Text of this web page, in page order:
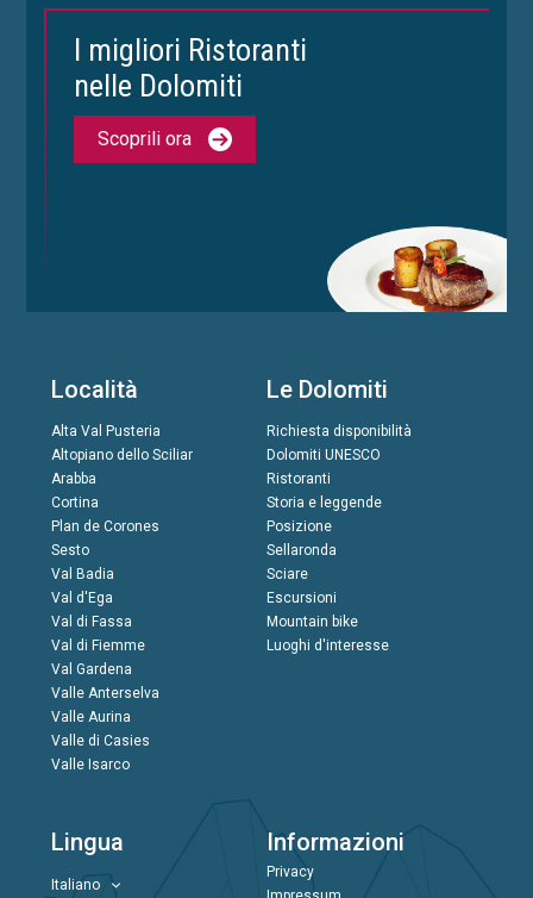
I migliori Ristoranti
nelle Dolomiti
Scoprili ora
Località
Alta Val Pusteria
Altopiano dello Sciliar
Arabba
Cortina
Plan de Corones
Sesto
Val Badia
Val d'Ega
Val di Fassa
Val di Fiemme
Val Gardena
Valle Anterselva
Valle Aurina
Valle di Casies
Valle Isarco
Le Dolomiti
Richiesta disponibilità
Dolomiti UNESCO
Ristoranti
Storia e leggende
Posizione
Sellaronda
Sciare
Escursioni
Mountain bike
Luoghi d'interesse
Lingua
Italiano
Informazioni
Privacy